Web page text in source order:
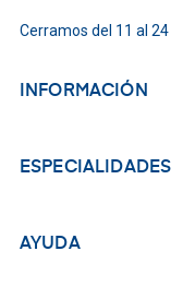
Cerramos del 11 al 24
INFORMACIÓN
ESPECIALIDADES
AYUDA